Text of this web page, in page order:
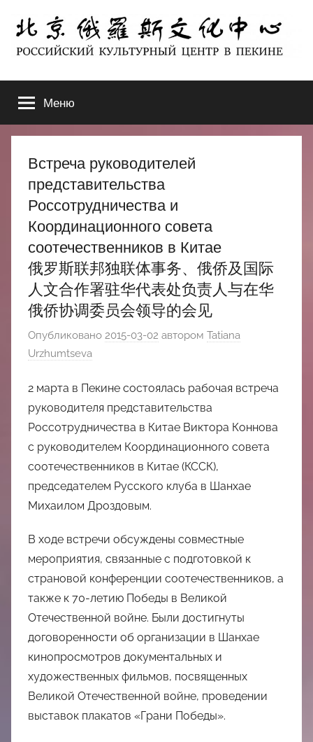
содержимому
北
京
俄
罗
斯
文
化
中
心
ЦЕНТР
В
ПЕКИНЕ
Меню
Встреча руководителей
представительства
Россотрудничества и
Координационного совета
соотечественников в Китае
俄罗斯联邦独联体事务、俄侨及国际
人文合作署驻华代表处负责人与在华
俄侨协调委员会领导的会见
Опубликовано 2015-03-02 автором Tatiana
Urzhumtseva
2 марта в Пекине состоялась рабочая встреча
руководителя представительства
Россотрудничества в Китае Виктора Коннова
с руководителем Координационного совета
соотечественников в Китае (КССК),
председателем Русского клуба в Шанхае
Михаилом Дроздовым.
В ходе встречи обсуждены совместные
мероприятия, связанные с подготовкой к
страновой конференции соотечественников, а
также к 70-летию Победы в Великой
Отечественной войне. Были достигнуты
договоренности об организации в Шанхае
кинопросмотров документальных и
художественных фильмов, посвященных
Великой Отечественной войне, проведении
выставок плакатов «Грани Победы».